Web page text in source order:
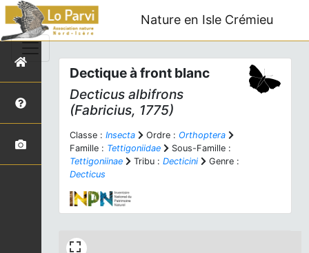
Nature en Isle Crémieu
Dectique à front blanc
Decticus albifrons
(Fabricius, 1775)
Classe : Insecta Ordre : Orthoptera
Famille : Tettigoniidae
Sous-Famille :
Tettigoniinae
Tribu : Decticini
Genre :
Decticus